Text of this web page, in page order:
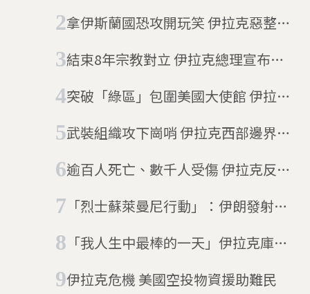
拿伊斯蘭國恐攻開玩笑 伊拉克惡整名
結束8年宗教對立 伊拉克總理宣布下
突破「綠區」包圍美國大使館 伊拉克
武裝組織攻下崗哨 伊拉克西部邊界失
逾百人死亡、數千人受傷 伊拉克反政
「烈士蘇萊曼尼行動」：伊朗發射22
普：一切都好
「我人生中最棒的一天」伊拉克庫德
伊拉克危機 美國空投物資援助難民